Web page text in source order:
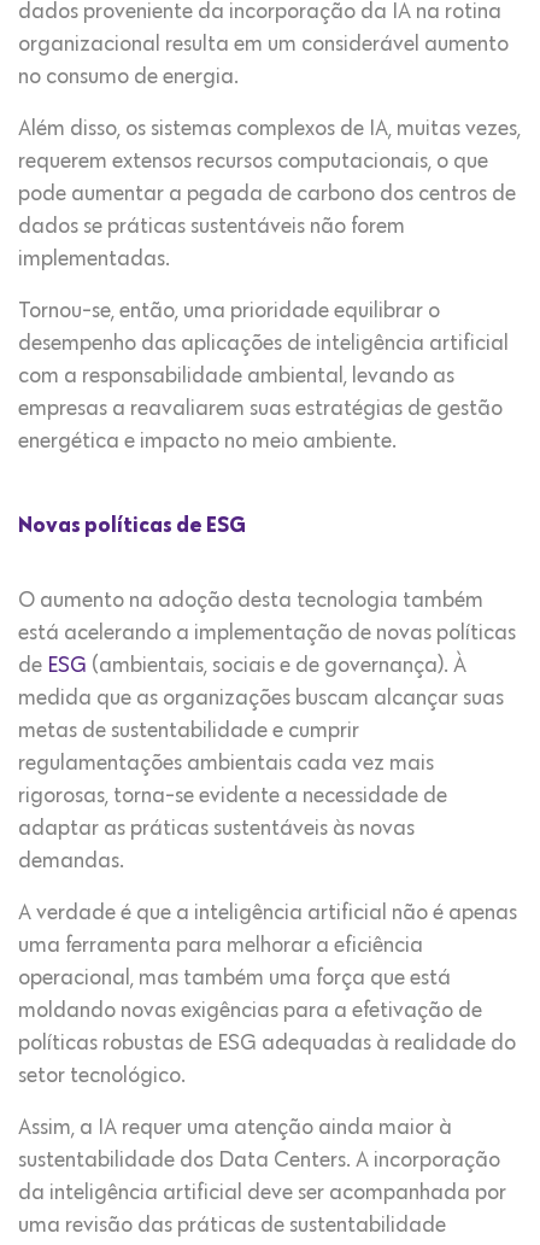
dados proveniente da incorporação da IA na rotina
organizacional resulta em um considerável aumento
no consumo de energia.
Além disso, os sistemas complexos de IA, muitas vezes,
requerem extensos recursos computacionais, o que
pode aumentar a pegada de carbono dos centros de
dados se práticas sustentáveis não forem
implementadas.
Tornou-se, então, uma prioridade equilibrar o
desempenho das aplicações de inteligência artificial
com a responsabilidade ambiental, levando as
empresas a reavaliarem suas estratégias de gestão
energética e impacto no meio ambiente.
Novas políticas de ESG
O aumento na adoção desta tecnologia também
está acelerando a implementação de novas políticas
de ESG (ambientais, sociais e de governança). À
medida que as organizações buscam alcançar suas
metas de sustentabilidade e cumprir
regulamentações ambientais cada vez mais
rigorosas, torna-se evidente a necessidade de
adaptar as práticas sustentáveis às novas
demandas.
A verdade é que a inteligência artificial não é apenas
uma ferramenta para melhorar a eficiência
operacional, mas também uma força que está
moldando novas exigências para a efetivação de
políticas robustas de ESG adequadas à realidade do
setor tecnológico.
Assim, a IA requer uma atenção ainda maior à
sustentabilidade dos Data Centers. A incorporação
da inteligência artificial deve ser acompanhada por
uma revisão das práticas de sustentabilidade